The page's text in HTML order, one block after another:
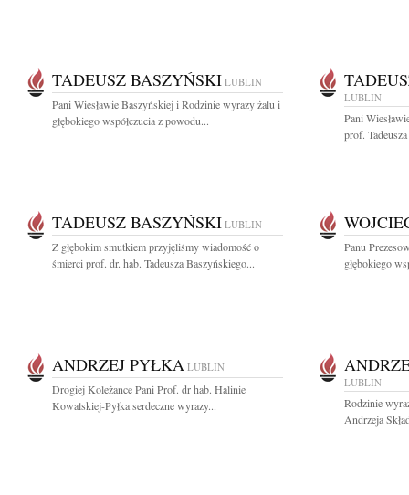
TADEUSZ BASZYŃSKI LUBLIN
Pani Wiesławie Baszyńskiej i Rodzinie wyrazy żalu i
głębokiego współczucia z powodu...
LUBLIN
Pani
prof.
TADEUSZ BASZYŃSKI LUBLIN
Z głębokim smutkiem przyjęliśmy wiadomość o
śmierci prof. dr. hab. Tadeusza Baszyńskiego...
Panu
głębokiego
ANDRZEJ PYŁKA LUBLIN
Drogiej Koleżance Pani Prof. dr hab. Halinie
Kowalskiej-Pyłka serdeczne wyrazy...
LUBLIN
Rodzinie
Andrzeja